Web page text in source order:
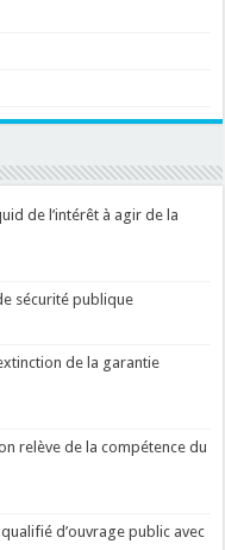
de l’intérêt à agir de la
sécurité publique
de la garantie
relève de la compétence du
d’ouvrage public avec